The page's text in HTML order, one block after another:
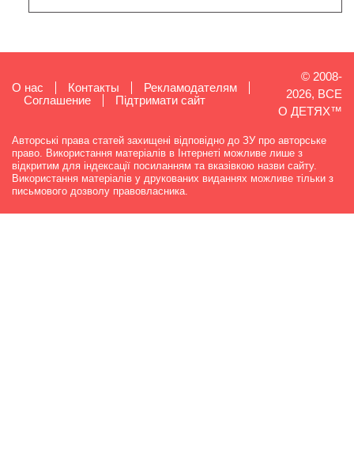
О нас Контакты
Рекламодателям
Cоглашение
Підтримати сайт
© 2008-
2026, ВСЕ
О ДЕТЯХ™
Авторські права статей захищені відповідно до ЗУ про авторське
право. Використання матеріалів в Інтернеті можливе лише з
відкритим для індексації посиланням та вказівкою назви сайту.
Використання матеріалів у друкованих виданнях можливе тільки з
письмового дозволу правовласника.